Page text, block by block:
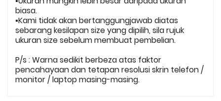
biasa.
▪️Kami tidak akan bertanggungjawab diatas
sebarang kesilapan size yang dipilih, sila rujuk
ukuran size sebelum membuat pembelian.
P/s : Warna sedikit berbeza atas faktor
pencahayaan dan tetapan resolusi skrin telefon /
monitor / laptop masing-masing.